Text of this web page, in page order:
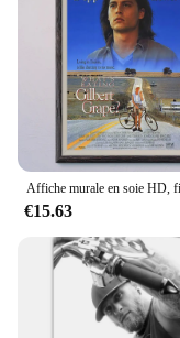
€15.63